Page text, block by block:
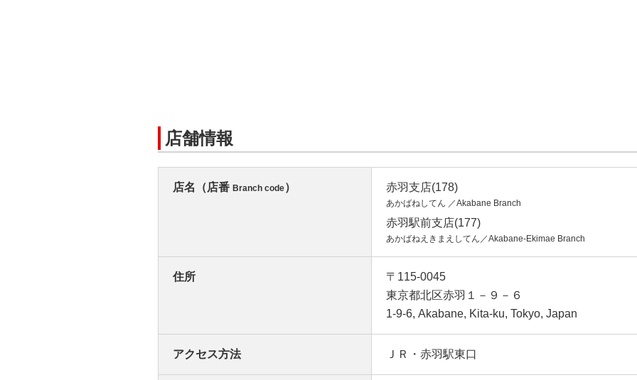
店舗情報
店名（店番 Branch code） 赤羽支店(178)
あかばねしてん ／Akabane Branch
赤羽駅前支店(177)
あかばねえきまえしてん／Akabane-Ekimae Branch
住所
〒115-0045
東京都北区赤羽１－９－６
1-9-6, Akabane, Kita-ku, Tokyo, Japan
アクセス方法 ＪＲ・赤羽駅東口